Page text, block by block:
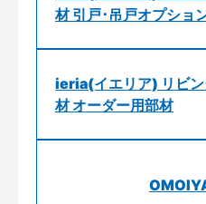
材 引戸･吊戸オプショ
ieria(イエリア) リビン
材 オーダー用部材